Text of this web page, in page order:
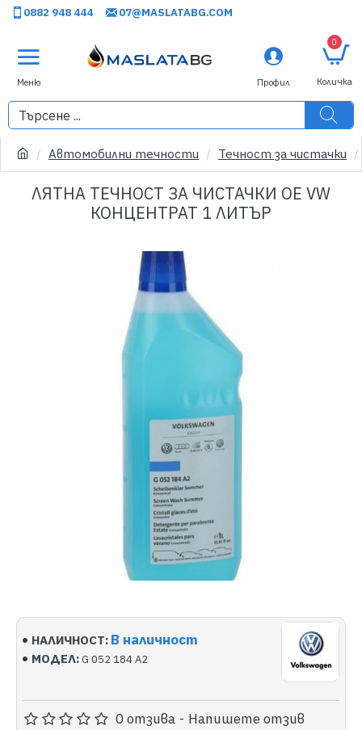
0882 948 444 07@MASLATABG.COM
0
Автомобилни течности Течност за чистачки
ЛЯТНА ТЕЧНОСТ ЗА ЧИСТАЧКИ OE VW
КОНЦЕНТРАТ 1 ЛИТЪР
НАЛИЧНОСТ: В наличност
МОДЕЛ:G 052 184 A2
0 отзива - Напишете отзив